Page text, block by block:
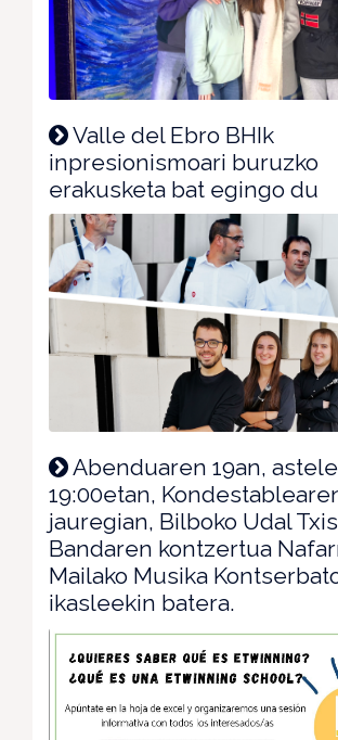
Valle del Ebro BHIk
inpresionismoari buruzko
erakusketa bat egingo du
Abenduaren 19an,
19:00etan,
jauregian, Bilboko Udal
Bandaren kontzertua
Mailako Musika
ikasleekin batera.